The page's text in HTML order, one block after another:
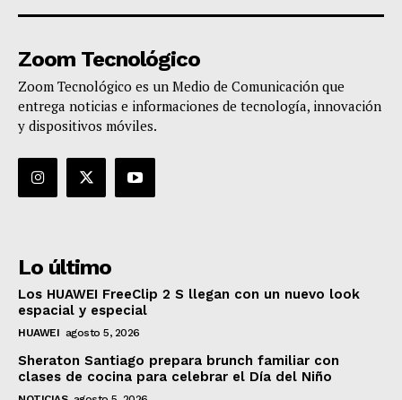
Zoom Tecnológico
Zoom Tecnológico es un Medio de Comunicación que
entrega noticias e informaciones de tecnología, innovación
y dispositivos móviles.
Lo último
Los HUAWEI FreeClip 2 S llegan con un nuevo look
espacial y especial
HUAWEI agosto 5, 2026
Sheraton Santiago prepara brunch familiar con
clases de cocina para celebrar el Día del Niño